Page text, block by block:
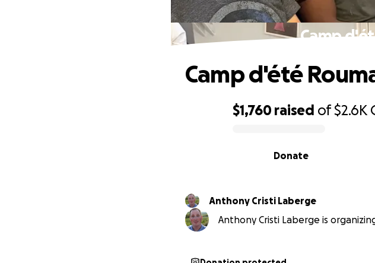
Camp
$1,760 raised of$2.6K
Donate
Camp d'été
Anthony Cristi Laberge
Anthony Cristi Laberge is